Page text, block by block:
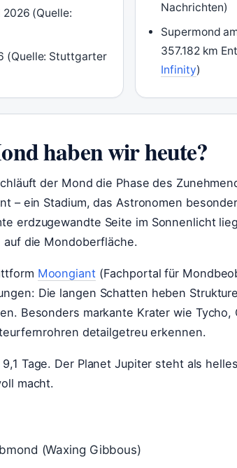
(Quelle:
(Quelle: Stuttgarter
Nachrichten)
Supermond
357.182 km
Infinity)
haben wir heute?
der Mond die Phase des
– ein Stadium, das Astronomen
erdzugewandte Seite im Sonnenlicht
auf die Mondoberfläche.
Moongiant(Fachportal für
Die langen Schatten heben
Besonders markante Krater wie Tycho,
detailgetreu erkennen.
Tage. Der Planet Jupiter steht als
macht.
(Waxing Gibbous)